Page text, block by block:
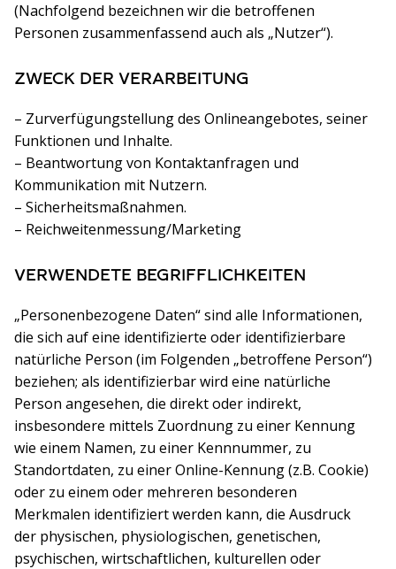
(Nachfolgend bezeichnen wir die betroffenen
Personen zusammenfassend auch als „Nutzer“).
ZWECK DER VERARBEITUNG
– Zurverfügungstellung des Onlineangebotes, seiner
Funktionen und Inhalte.
– Beantwortung von Kontaktanfragen und
Kommunikation mit Nutzern.
– Sicherheitsmaßnahmen.
– Reichweitenmessung/Marketing
VERWENDETE BEGRIFFLICHKEITEN
„Personenbezogene Daten“ sind alle Informationen,
die sich auf eine identifizierte oder identifizierbare
natürliche Person (im Folgenden „betroffene Person“)
beziehen; als identifizierbar wird eine natürliche
Person angesehen, die direkt oder indirekt,
insbesondere mittels Zuordnung zu einer Kennung
wie einem Namen, zu einer Kennnummer, zu
Standortdaten, zu einer Online-Kennung (z.B. Cookie)
oder zu einem oder mehreren besonderen
Merkmalen identifiziert werden kann, die Ausdruck
der physischen, physiologischen, genetischen,
psychischen, wirtschaftlichen, kulturellen oder